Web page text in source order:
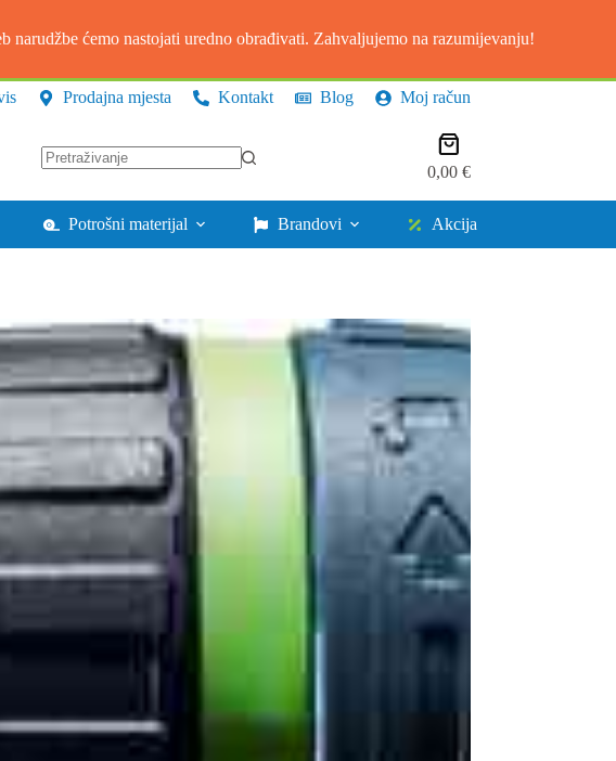
narudžbe ćemo nastojati uredno obrađivati. Zahvaljujemo na razumijevanju!
Prodajna mjesta Kontakt Blog Moj račun
rezultata.
Košarica
0,00 €
Potrošni materijal Brandovi Akcija